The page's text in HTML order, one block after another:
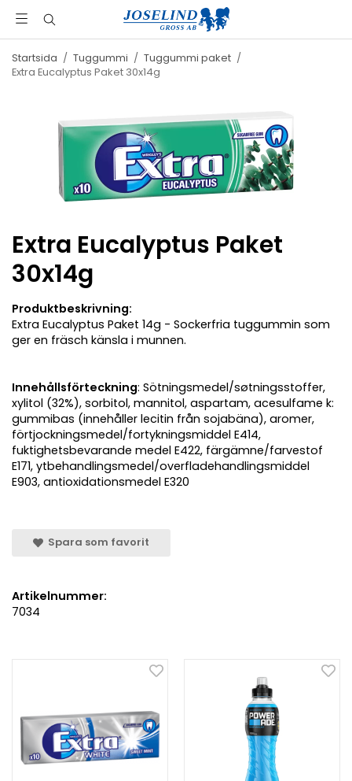
Startsida / Tuggummi / Tuggummi paket /
Extra Eucalyptus Paket 30x14g
Extra Eucalyptus Paket
30x14g
Produktbeskrivning:
Extra Eucalyptus Paket 14g - Sockerfria tuggummin som
ger en fräsch känsla i munnen.
Innehållsförteckning: Sötningsmedel/søtningsstoffer,
xylitol (32%), sorbitol, mannitol, aspartam, acesulfame k:
gummibas (innehåller lecitin från sojabäna), aromer,
förtjockningsmedel/fortykningsmiddel E414,
fuktighetsbevarande medel E422, färgämne/farvestof
E171, ytbehandlingsmedel/overfladehandlingsmiddel
E903, antioxidationsmedel E320
Spara som favorit
Artikelnummer:
7034